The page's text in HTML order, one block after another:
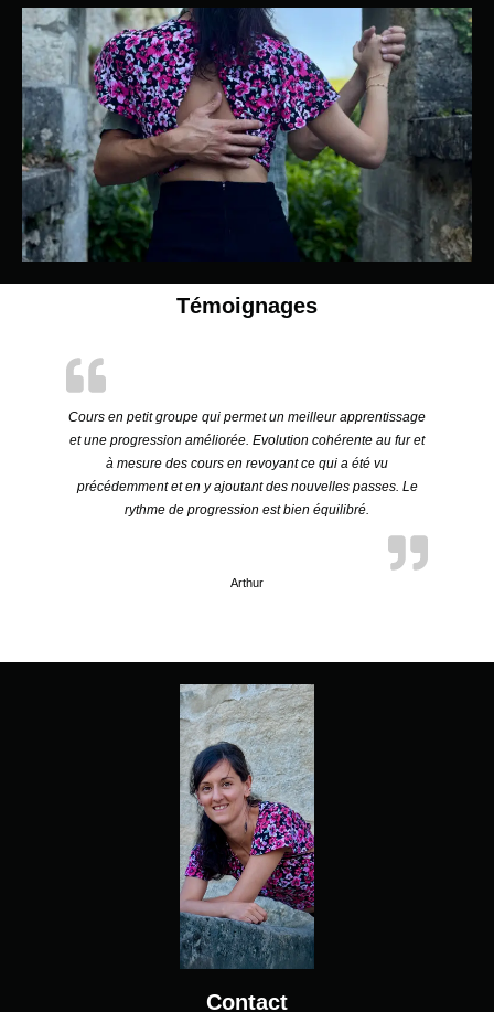
Témoignages
Cours en petit groupe qui permet un meilleur apprentissage
et une progression améliorée. Evolution cohérente au fur et
à mesure des cours en revoyant ce qui a été vu
précédemment et en y ajoutant des nouvelles passes. Le
rythme de progression est bien équilibré.
Arthur
Contact